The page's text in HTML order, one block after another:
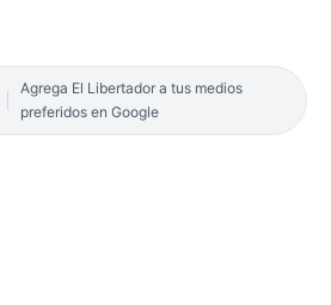
Agrega El Libertador a tus medios
preferidos en Google